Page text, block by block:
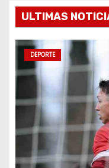
e
n
r
a
d
a
ULTIMAS
DEPORTE